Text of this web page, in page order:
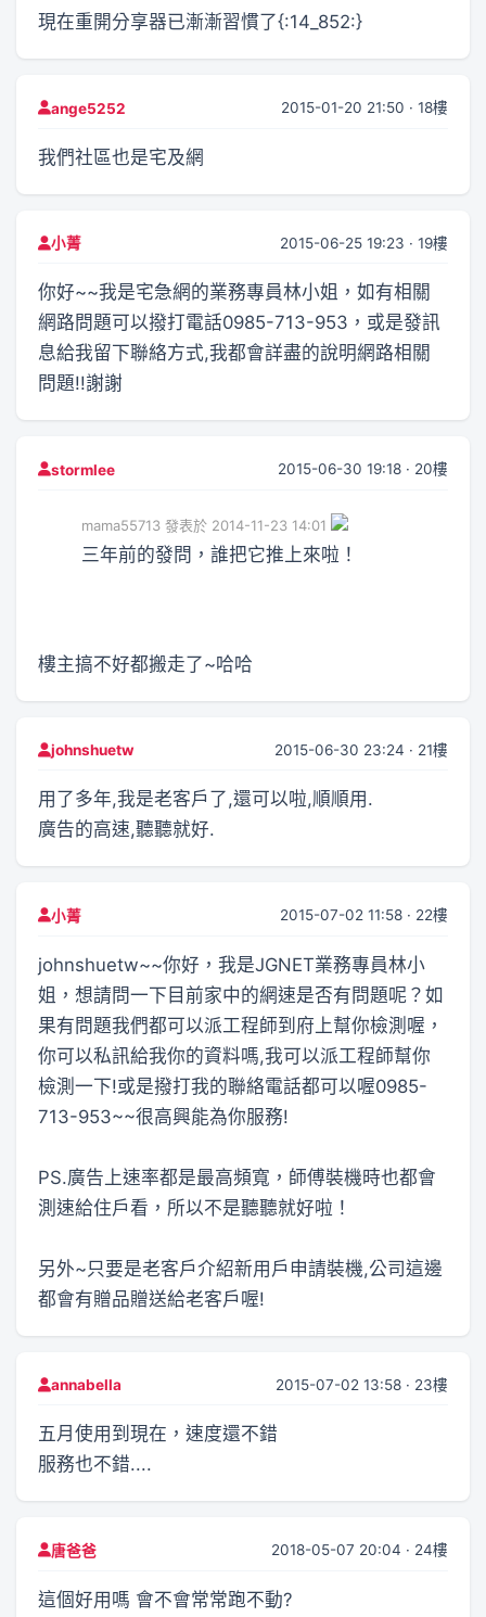
現在重開分享器已漸漸習慣了{:14_852:}
ange5252 2015-01-20 21:50 · 18樓
我們社區也是宅及網
小菁 2015-06-25 19:23 · 19樓
你好~~我是宅急網的業務專員林小姐，如有相關
網路問題可以撥打電話0985-713-953，或是發訊
息給我留下聯絡方式,我都會詳盡的說明網路相關
問題!!謝謝
stormlee 2015-06-30 19:18 · 20樓
mama55713 發表於 2014-11-23 14:01
三年前的發問，誰把它推上來啦！
樓主搞不好都搬走了~哈哈
johnshuetw 2015-06-30 23:24 · 21樓
用了多年,我是老客戶了,還可以啦,順順用.
廣告的高速,聽聽就好.
小菁 2015-07-02 11:58 · 22樓
johnshuetw~~你好，我是JGNET業務專員林小
姐，想請問一下目前家中的網速是否有問題呢？如
果有問題我們都可以派工程師到府上幫你檢測喔，
你可以私訊給我你的資料嗎,我可以派工程師幫你
檢測一下!或是撥打我的聯絡電話都可以喔0985-
713-953~~很高興能為你服務!
PS.廣告上速率都是最高頻寬，師傅裝機時也都會
測速給住戶看，所以不是聽聽就好啦！
另外~只要是老客戶介紹新用戶申請裝機,公司這邊
都會有贈品贈送給老客戶喔!
annabella 2015-07-02 13:58 · 23樓
五月使用到現在，速度還不錯
服務也不錯....
唐爸爸 2018-05-07 20:04 · 24樓
這個好用嗎 會不會常常跑不動?